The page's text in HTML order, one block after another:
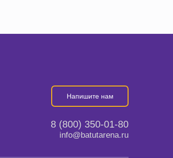
Напишите нам
8 (800) 350-01-80
info@batutarena.ru